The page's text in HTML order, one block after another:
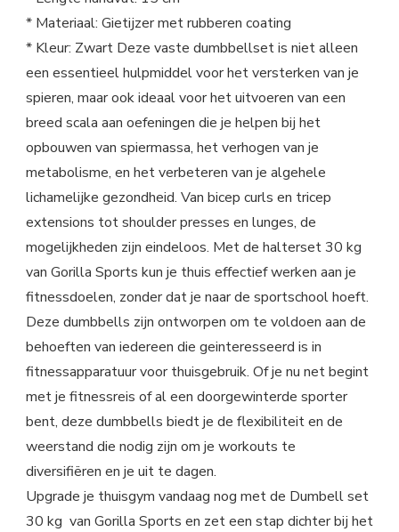
* Materiaal: Gietijzer met rubberen coating
* Kleur: Zwart Deze vaste dumbbellset is niet alleen
een essentieel hulpmiddel voor het versterken van je
spieren, maar ook ideaal voor het uitvoeren van een
breed scala aan oefeningen die je helpen bij het
opbouwen van spiermassa, het verhogen van je
metabolisme, en het verbeteren van je algehele
lichamelijke gezondheid. Van bicep curls en tricep
extensions tot shoulder presses en lunges, de
mogelijkheden zijn eindeloos. Met de halterset 30 kg
van Gorilla Sports kun je thuis effectief werken aan je
fitnessdoelen, zonder dat je naar de sportschool hoeft.
Deze dumbbells zijn ontworpen om te voldoen aan de
behoeften van iedereen die geinteresseerd is in
fitnessapparatuur voor thuisgebruik. Of je nu net begint
met je fitnessreis of al een doorgewinterde sporter
bent, deze dumbbells biedt je de flexibiliteit en de
weerstand die nodig zijn om je workouts te
diversifiëren en je uit te dagen.
Upgrade je thuisgym vandaag nog met de Dumbell set
30 kg van Gorilla Sports en zet een stap dichter bij het